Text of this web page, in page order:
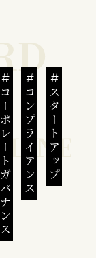
コーポレートガバナンスコンプライアンススタートアップ